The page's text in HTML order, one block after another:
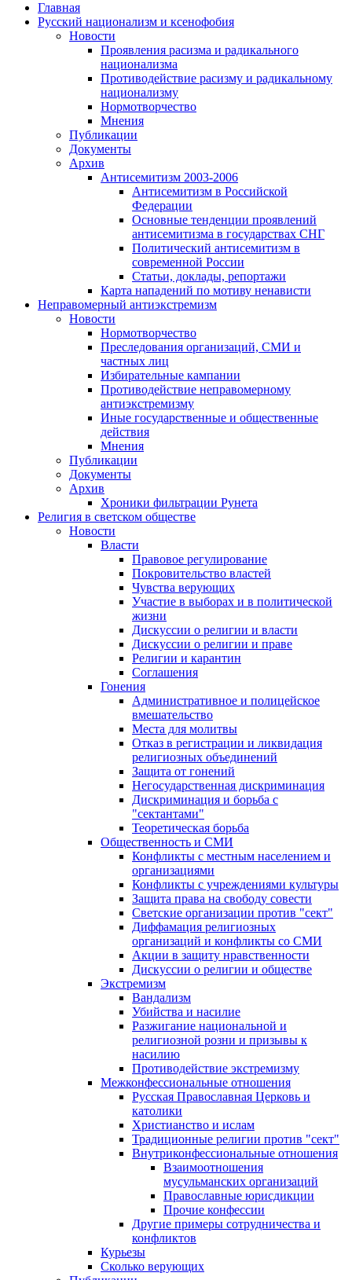
Главная
Русский национализм и ксенофобия
Новости
Проявления расизма и радикального
национализма
Противодействие расизму и радикальному
национализму
Нормотворчество
Мнения
Публикации
Документы
Архив
Антисемитизм 2003-2006
Антисемитизм в Российской
Федерации
Основные тенденции проявлений
антисемитизма в государствах СНГ
Политический антисемитизм в
современной России
Статьи, доклады, репортажи
Карта нападений по мотиву ненависти
Неправомерный антиэкстремизм
Новости
Нормотворчество
Преследования организаций, СМИ и
частных лиц
Избирательные кампании
Противодействие неправомерному
антиэкстремизму
Иные государственные и общественные
действия
Мнения
Публикации
Документы
Архив
Хроники фильтрации Рунета
Религия в светском обществе
Новости
Власти
Правовое регулирование
Покровительство властей
Чувства верующих
Участие в выборах и в политической
жизни
Дискуссии о религии и власти
Дискуссии о религии и праве
Религии и карантин
Соглашения
Гонения
Административное и полицейское
вмешательство
Места для молитвы
Отказ в регистрации и ликвидация
религиозных объединений
Защита от гонений
Негосударственная дискриминация
Дискриминация и борьба с
"сектантами"
Теоретическая борьба
Общественность и СМИ
Конфликты с местным населением и
организациями
Конфликты с учреждениями культуры
Защита права на свободу совести
Светские организации против "сект"
Диффамация религиозных
организаций и конфликты со СМИ
Акции в защиту нравственности
Дискуссии о религии и обществе
Экстремизм
Вандализм
Убийства и насилие
Разжигание национальной и
религиозной розни и призывы к
насилию
Противодействие экстремизму
Межконфессиональные отношения
Русская Православная Церковь и
католики
Христианство и ислам
Традиционные религии против "сект"
Внутриконфессиональные отношения
Взаимоотношения
мусульманских организаций
Православные юрисдикции
Прочие конфессии
Другие примеры сотрудничества и
конфликтов
Курьезы
Сколько верующих